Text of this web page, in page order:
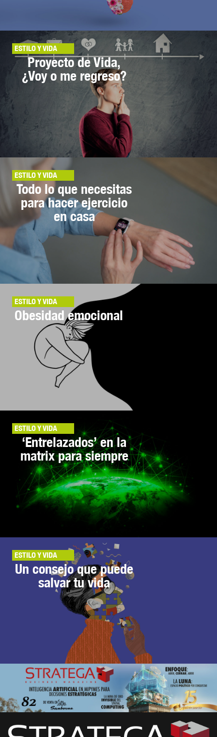
ESTILO Y VIDA
Proyecto de Vida,
¿Voy o me regreso?
ESTILO Y VIDA
Todo lo que necesitas
para hacer ejercicio
en casa
ESTILO Y VIDA
Obesidad emocional
ESTILO Y VIDA
‘Entrelazados’ en la
matrix para siempre
ESTILO Y VIDA
Un consejo que puede
salvar tu vida